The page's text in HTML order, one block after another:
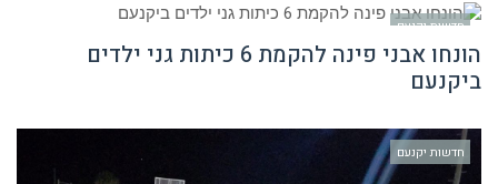
חדשות יקנעם
הונחו אבני פינה להקמת 6 כיתות גני ילדים
ביקנעם
חדשות יקנעם